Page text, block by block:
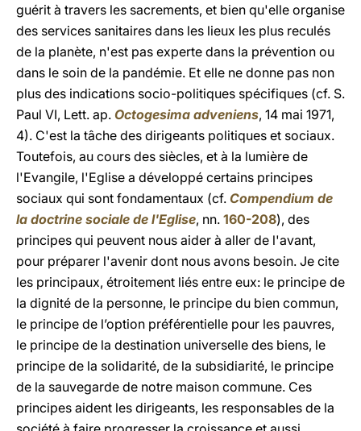
guérit à travers les sacrements, et bien qu'elle organise
des services sanitaires dans les lieux les plus reculés
de la planète, n'est pas experte dans la prévention ou
dans le soin de la pandémie. Et elle ne donne pas non
plus des indications socio-politiques spécifiques (cf. S.
Paul VI, Lett. ap. Octogesima adveniens, 14 mai 1971,
4). C'est la tâche des dirigeants politiques et sociaux.
Toutefois, au cours des siècles, et à la lumière de
l'Evangile, l'Eglise a développé certains principes
sociaux qui sont fondamentaux (cf. Compendium de
la doctrine sociale de l'Eglise, nn. 160-208), des
principes qui peuvent nous aider à aller de l'avant,
pour préparer l'avenir dont nous avons besoin. Je cite
les principaux, étroitement liés entre eux: le principe de
la dignité de la personne, le principe du bien commun,
le principe de l’option préférentielle pour les pauvres,
le principe de la destination universelle des biens, le
principe de la solidarité, de la subsidiarité, le principe
de la sauvegarde de notre maison commune. Ces
principes aident les dirigeants, les responsables de la